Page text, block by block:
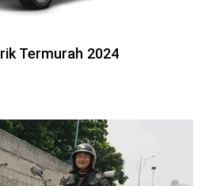
Termurah 2024